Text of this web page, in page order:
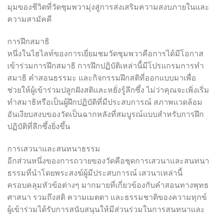
มุมของชีวิตที่วัดชุมพวามุ่งสู่การส่งเสริมความสงบภายในและ
ความสามัคคี
การฝึกสมาธิ
หนึ่งในไฮไลท์ของการเยี่ยมชมวัดชุมพวาคือการได้มีโอกาส
เข้าร่วมการฝึกสมาธิ การฝึกปฏิบัติเหล่านี้มีโปรแกรมการทำ
สมาธิ คำสอนธรรมะ และกิจกรรมฝึกสติที่ออกแบบมาเพื่อ
ช่วยให้ผู้เข้าร่วมปลูกฝังสติและหยั่งรู้ลึกซึ้ง ไม่ว่าคุณจะเพิ่งเริ่ม
ทำสมาธิหรือเป็นผู้ฝึกปฏิบัติที่มีประสบการณ์ สภาพแวดล้อม
อันเงียบสงบของวัดเป็นฉากหลังที่สมบูรณ์แบบสำหรับการฝึก
ปฏิบัติที่ลึกซึ้งยิ่งขึ้น
การเสวนาและสนทนาธรรม
อีกส่วนหนึ่งของการถวายของวัดคือชุดการเสวนาและสนทนา
ธรรมที่นำโดยพระสงฆ์ผู้มีประสบการณ์ เสวนาเหล่านี้
ครอบคลุมหัวข้อต่างๆ มากมายที่เกี่ยวข้องกับคำสอนทางพุทธ
ศาสนา รวมถึงสติ ความเมตตา และธรรมชาติของความทุกข์
ผู้เข้าร่วมได้รับการสนับสนุนให้มีส่วนร่วมในการสนทนาและ